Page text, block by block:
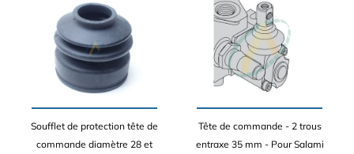
Soufflet de protection tête de
commande diamètre 28 et
Tête de commande - 2 trous
entraxe 35 mm - Pour Salami